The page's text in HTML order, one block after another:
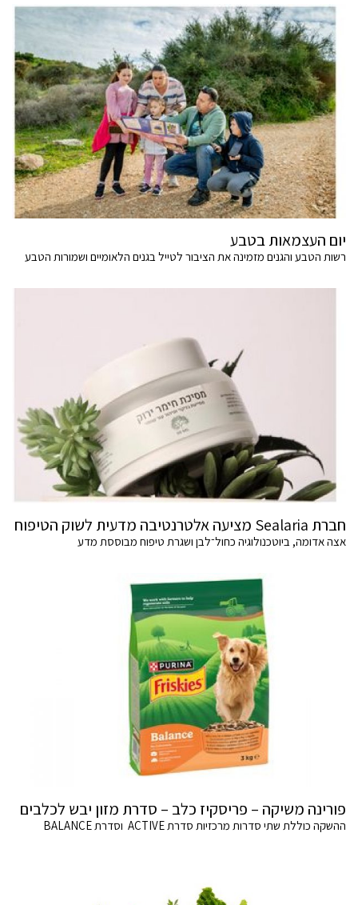
יום העצמאות בטבע
רשות הטבע והגנים מזמינה את הציבור לטייל בגנים הלאומיים ושמורות הטבע
חברת Sealaria מציעה אלטרנטיבה מדעית לשוק הטיפוח
אצה אדומה, ביוטכנולוגיה כחול־לבן ושגרת טיפוח מבוססת מדע
פורינה משיקה – פריסקיז כלב – סדרת מזון יבש לכלבים
ההשקה כוללת שתי סדרות מרכזיות סדרת ACTIVE וסדרת BALANCE